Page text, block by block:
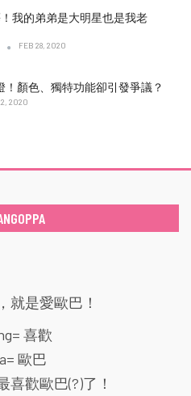
我的弟弟是大明星也是我老
FEB 28, 2020
！顏色、獨特功能卻引發爭議？
2020
就是愛歐巴！
喜歡
歐巴
喜歡歐巴(?)了！